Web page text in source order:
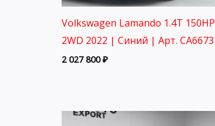
Volkswagen Lamando 1.4T 150HP
2WD 2022 | Синий | Арт. CA6673
2 027 800₽